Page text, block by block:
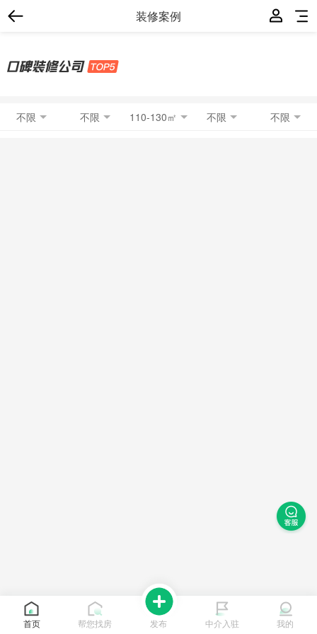
装修案例
不限 不限 110-130㎡ 不限 不限
首页 帮您找房 发布 中介入驻 我的